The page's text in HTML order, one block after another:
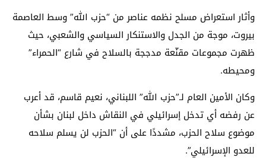
وأثار استعراض مسلح نظمه عناصر من “حزب الله” وسط العاصمة
بيروت، موجة من الجدل والاستنكار السياسي والشعبي، حيث
ظهرت مجموعات مقنّعة مدججة بالسلاح في شارع “الحمراء”
ومحيطه.
وكان الأمين العام لـ”حزب الله” اللبناني، نعيم قاسم، قد أعرب
عن رفضه أي تدخل إسرائيلي في النقاش داخل لبنان بشأن
موضوع سلاح الحزب، مشددًا على أن “الحزب لن يسلم سلاحه
للعدو الإسرائيلي”.